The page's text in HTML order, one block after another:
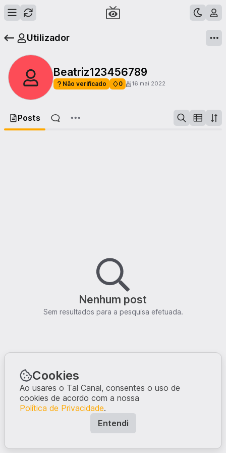
Utilizador
Beatriz123456789
Não verificado 0 16 mai 2022
Posts
Nenhum post
Sem resultados para a pesquisa efetuada.
Cookies
Ao usares o Tal Canal, consentes o uso de
cookies de acordo com a nossa
Política de Privacidade.
Entendi